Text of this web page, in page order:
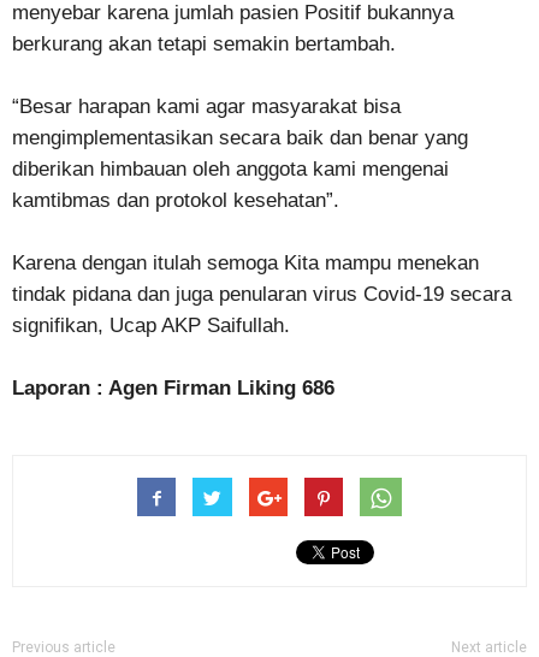
menyebar karena jumlah pasien Positif bukannya
berkurang akan tetapi semakin bertambah.
“Besar harapan kami agar masyarakat bisa
mengimplementasikan secara baik dan benar yang
diberikan himbauan oleh anggota kami mengenai
kamtibmas dan protokol kesehatan”.
Karena dengan itulah semoga Kita mampu menekan
tindak pidana dan juga penularan virus Covid-19 secara
signifikan, Ucap AKP Saifullah.
Laporan : Agen Firman Liking 686
Previous article Next article